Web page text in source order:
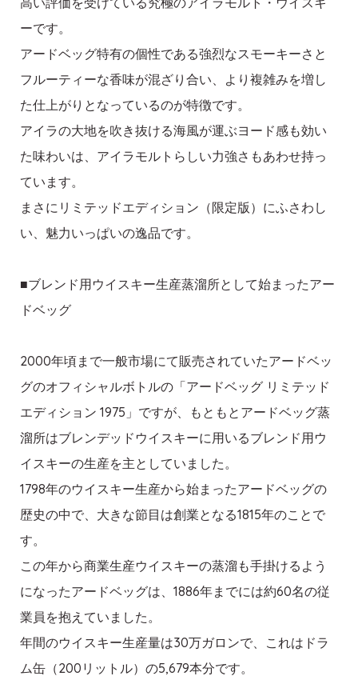
ーです。
アードベッグ特有の個性である強烈なスモーキーさと
フルーティーな香味が混ざり合い、より複雑みを増し
た仕上がりとなっているのが特徴です。
アイラの大地を吹き抜ける海風が運ぶヨード感も効い
た味わいは、アイラモルトらしい力強さもあわせ持っ
ています。
まさにリミテッドエディション（限定版）にふさわし
い、魅力いっぱいの逸品です。
■ブレンド用ウイスキー生産蒸溜所として始まったアー
ドベッグ
2000年頃まで一般市場にて販売されていたアードベッ
グのオフィシャルボトルの「アードベッグ リミテッド
エディション 1975」ですが、もともとアードベッグ蒸
溜所はブレンデッドウイスキーに用いるブレンド用ウ
イスキーの生産を主としていました。
1798年のウイスキー生産から始まったアードベッグの
歴史の中で、大きな節目は創業となる1815年のことで
す。
この年から商業生産ウイスキーの蒸溜も手掛けるよう
になったアードベッグは、1886年までには約60名の従
業員を抱えていました。
年間のウイスキー生産量は30万ガロンで、これはドラ
ム缶（200リットル）の5,679本分です。